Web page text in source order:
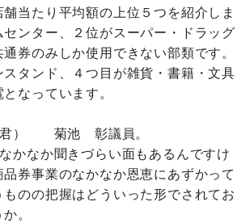
当たり平均額の上位５つを紹介しま
ンター、２位がスーパー・ドラッグ
券のみしか使用できない部類です。
スタンド、４つ目が雑貨・書籍・文具
なっています。
君） 菊池 彰議員。
か聞きづらい面もあるんですけ
品券事業のなかなか恩恵にあずかって
のの把握はどういった形でされてお
。